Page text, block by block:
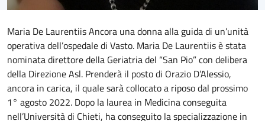
Maria De Laurentiis Ancora una donna alla guida di un’unità
operativa dell’ospedale di Vasto. Maria De Laurentiis è stata
nominata direttore della Geriatria del “San Pio” con delibera
della Direzione Asl. Prenderà il posto di Orazio D’Alessio,
ancora in carica, il quale sarà collocato a riposo dal prossimo
1° agosto 2022. Dopo la laurea in Medicina conseguita
nell’Università di Chieti, ha conseguito la specializzazione in